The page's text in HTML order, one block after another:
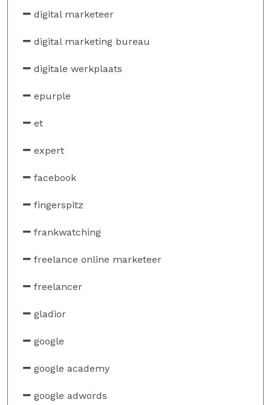
digital marketeer
digital marketing bureau
digitale werkplaats
epurple
et
expert
facebook
fingerspitz
frankwatching
freelance online marketeer
freelancer
gladior
google
google academy
google adwords